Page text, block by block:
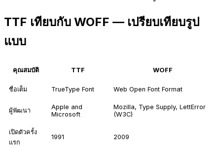
TTF เทียบกับ WOFF — เปรียบเทียบรูป
แบบ
คุณสมบัติ TTF WOFF
ชื่อเต็ม TrueType Font Web Open Font Format
ผู้พัฒนา
Apple and
Microsoft
Mozilla, Type Supply, LettError
(W3C)
เปิดตัวครั้ง
แรก
1991 2009